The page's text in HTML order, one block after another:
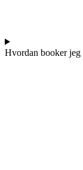
Hvordan booker